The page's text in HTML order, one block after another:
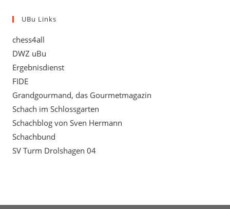
UBu Links
chess4all
DWZ uBu
Ergebnisdienst
FIDE
Grandgourmand, das Gourmetmagazin
Schach im Schlossgarten
Schachblog von Sven Hermann
Schachbund
SV Turm Drolshagen 04